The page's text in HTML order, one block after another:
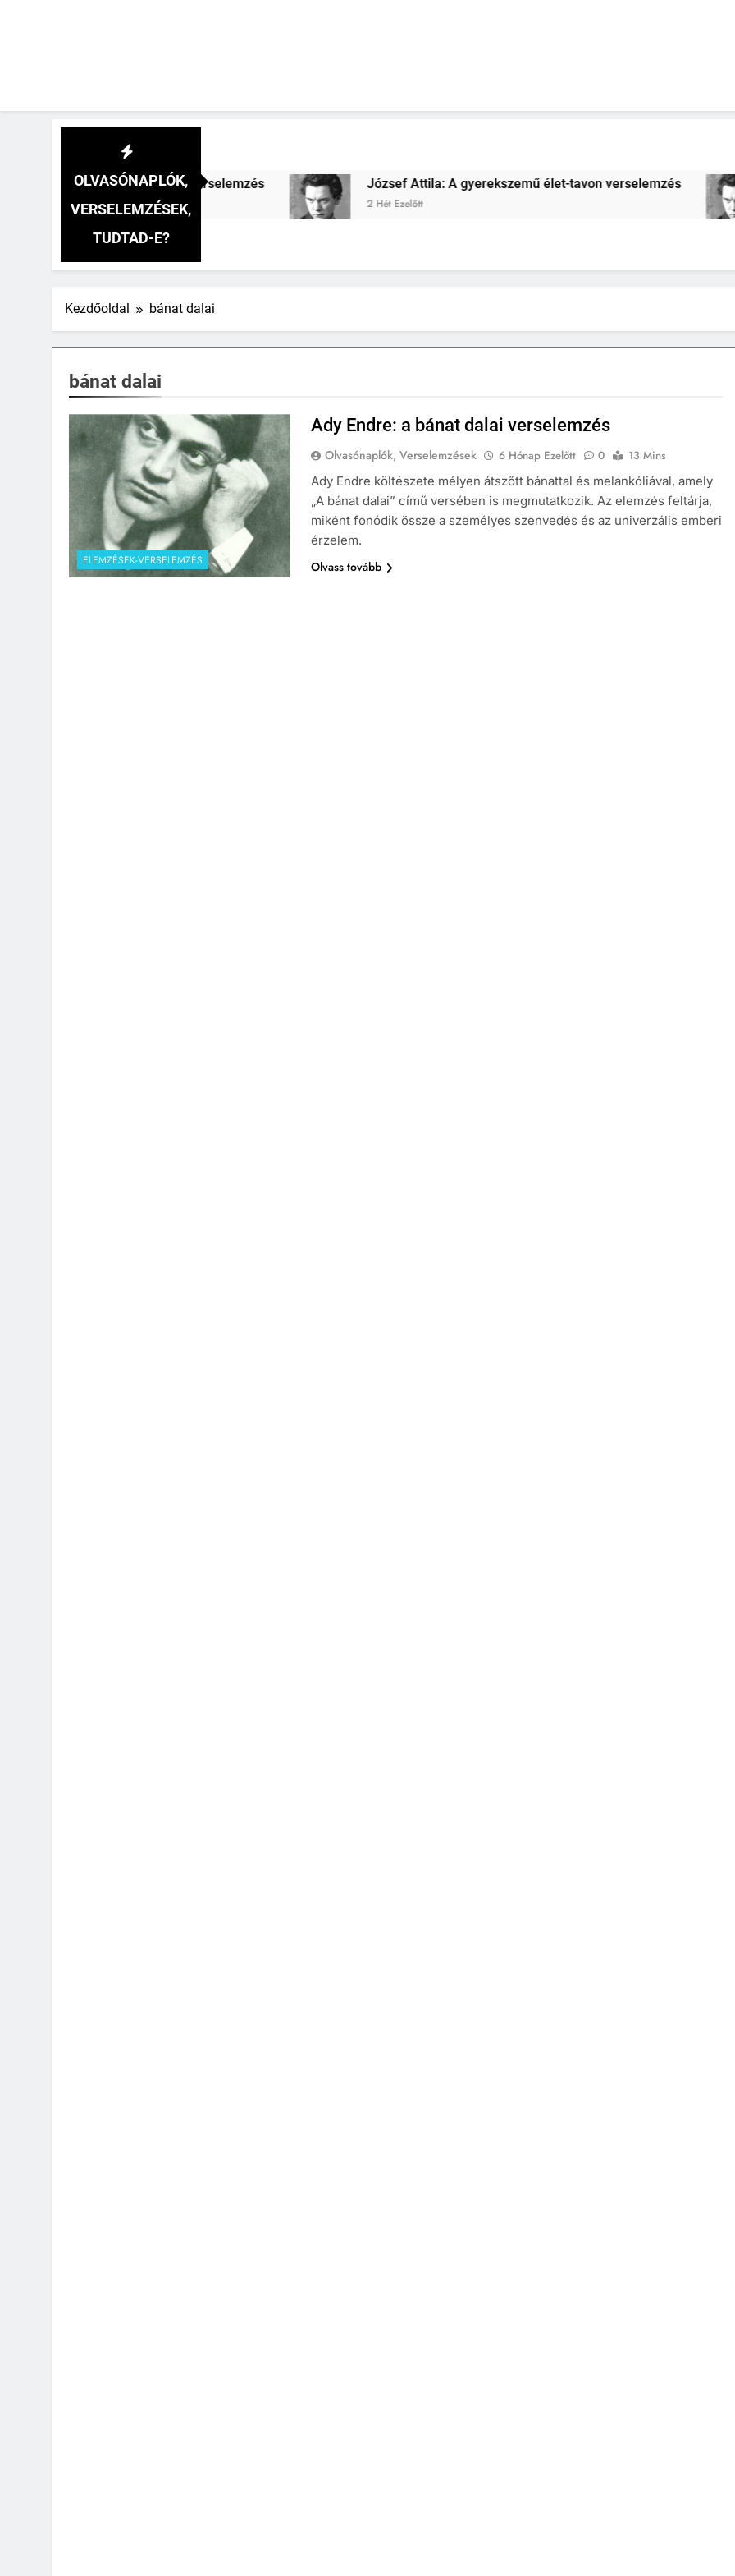
OLVASÓNAPLÓK,
VERSELEMZÉSEK,
TUDTAD-E?
oszlopa verselemzés József Attila: A gyerekszemű élet-tavon verselemzés
2 Hét Ezelőtt
József
2 Hét Ezelőtt
Kezdőoldal bánat dalai
bánat dalai
ELEMZÉSEK-VERSELEMZÉS
Ady Endre: a bánat dalai verselemzés
Olvasónaplók, Verselemzések 6 Hónap Ezelőtt 0
13 Mins
Ady Endre költészete mélyen átszőtt bánattal és melankóliával, amely
„A bánat dalai” című versében is megmutatkozik. Az elemzés feltárja,
miként fonódik össze a személyes szenvedés és az univerzális emberi
érzelem.
Olvass tovább